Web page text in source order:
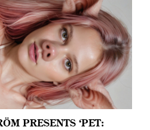
PRESENTS ‘PET: